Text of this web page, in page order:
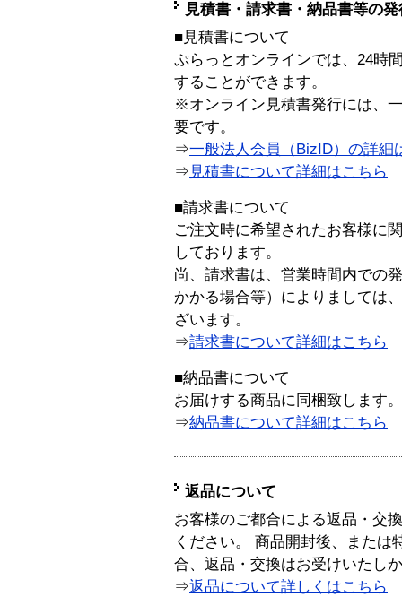
見積書・請求書・納品書等の
■見積書について
ぷらっとオンラインでは、24時
することができます。
※オンライン見積書発行には、
要です。
⇒一般法人会員（BizID）の詳細
⇒ 見積書について詳細はこちら
■請求書について
ご注文時に希望されたお客様に
しております。
尚、請求書は、営業時間内での
かかる場合等）によりましては
ざいます。
⇒請求書について詳細はこちら
■納品書について
お届けする商品に同梱致します。
⇒納品書について詳細はこちら
返品について
お客様のご都合による返品・交
ください。 商品開封後、または
合、返品・交換はお受けいたし
⇒返品について詳しくはこちら